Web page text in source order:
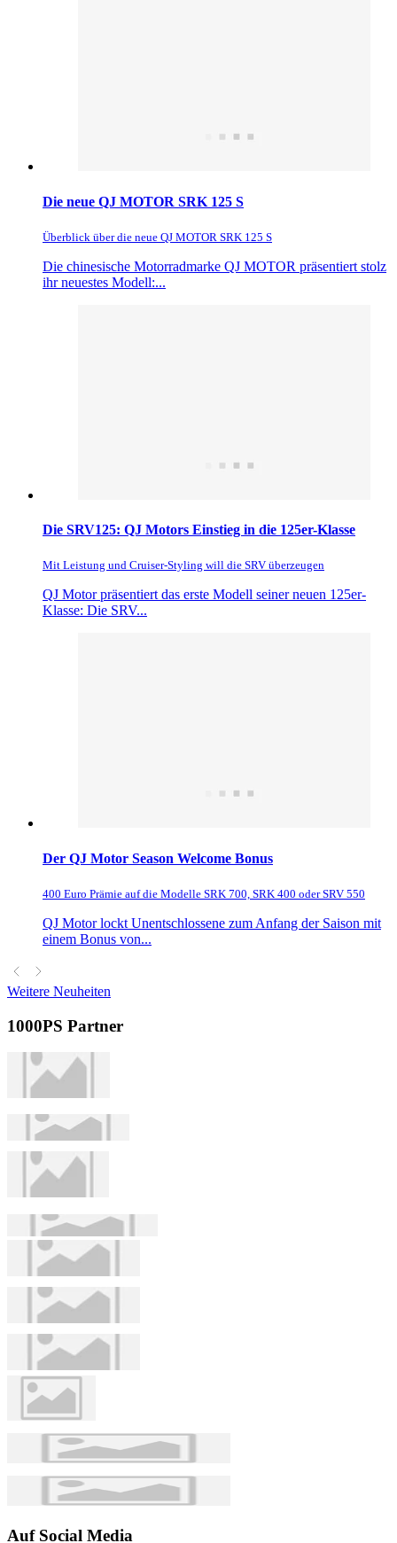
Die neue QJ MOTOR SRK 125 S
Überblick über die neue QJ MOTOR SRK 125 S
Die chinesische Motorradmarke QJ MOTOR präsentiert stolz
ihr neuestes Modell:...
Die SRV125: QJ Motors Einstieg in die 125er-Klasse
Mit Leistung und Cruiser-Styling will die SRV überzeugen
QJ Motor präsentiert das erste Modell seiner neuen 125er-
Klasse: Die SRV...
Der QJ Motor Season Welcome Bonus
400 Euro Prämie auf die Modelle SRK 700, SRK 400 oder SRV 550
QJ Motor lockt Unentschlossene zum Anfang der Saison mit
einem Bonus von...
Weitere Neuheiten
1000PS Partner
Auf Social Media